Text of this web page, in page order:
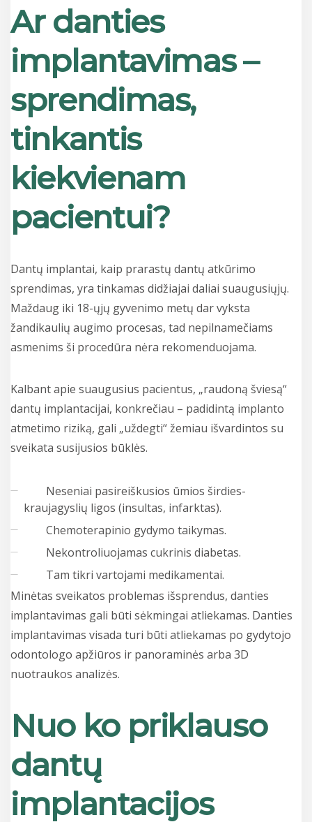
Ar danties
implantavimas –
sprendimas,
tinkantis
kiekvienam
pacientui?
Dantų implantai, kaip prarastų dantų atkūrimo
sprendimas, yra tinkamas didžiajai daliai suaugusiųjų.
Maždaug iki 18-ųjų gyvenimo metų dar vyksta
žandikaulių augimo procesas, tad nepilnamečiams
asmenims ši procedūra nėra rekomenduojama.
Kalbant apie suaugusius pacientus, „raudoną šviesą“
dantų implantacijai, konkrečiau – padidintą implanto
atmetimo riziką, gali „uždegti“ žemiau išvardintos su
sveikata susijusios būklės.
Neseniai pasireiškusios ūmios širdies-
kraujagyslių ligos (insultas, infarktas).
Chemoterapinio gydymo taikymas.
Nekontroliuojamas cukrinis diabetas.
Tam tikri vartojami medikamentai.
Minėtas sveikatos problemas išsprendus, danties
implantavimas gali būti sėkmingai atliekamas. Danties
implantavimas visada turi būti atliekamas po gydytojo
odontologo apžiūros ir panoraminės arba 3D
nuotraukos analizės.
Nuo ko priklauso
dantų
implantacijos